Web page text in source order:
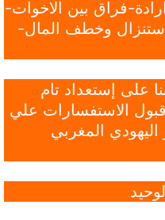
فراق بين الاخوات-
وخطف المال-
على إستعداد تام
الاستفسارات علي
المغربي